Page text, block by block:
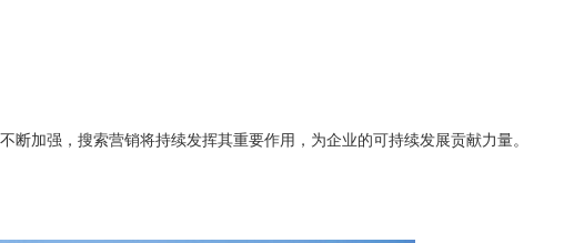
加强，搜索营销将持续发挥其重要作用，为企业的可持续发展贡献力量。